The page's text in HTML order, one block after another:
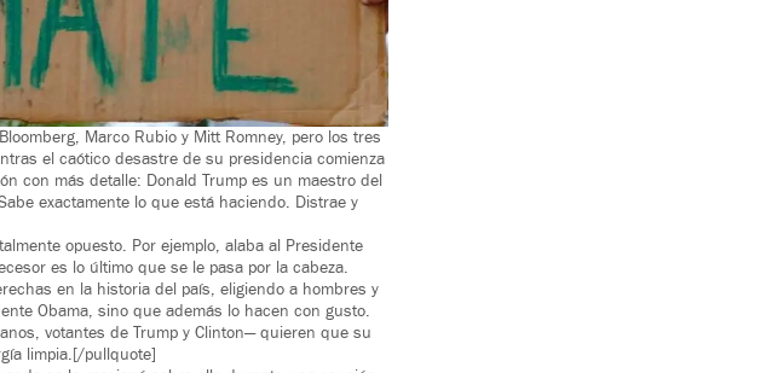
Marco Rubio y Mitt Romney, pero los tres
el caótico desastre de su presidencia comienza
con más detalle: Donald Trump es un maestro del
exactamente lo que está haciendo. Distrae y
opuesto. Por ejemplo, alaba al Presidente
es lo último que se le pasa por la cabeza.
en la historia del país, eligiendo a hombres y
Obama, sino que además lo hacen con gusto.
votantes de Trump y Clinton— quieren que su
limpia.[/pullquote]